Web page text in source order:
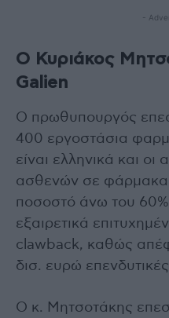
-
Ο Κυριάκος
Galien
Ο πρωθυπουργός
400 εργοστάσια
είναι ελληνικά και
ασθενών σε φάρμακα
ποσοστό άνω του
εξαιρετικά
clawback, καθώς
δισ. ευρώ
Ο κ. Μητσοτάκης